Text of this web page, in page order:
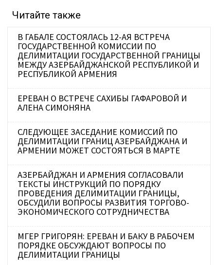
Читайте также
В ГАБАЛЕ СОСТОЯЛАСЬ 12-АЯ ВСТРЕЧА
ГОСУДАРСТВЕННОЙ КОМИССИИ ПО
ДЕЛИМИТАЦИИ ГОСУДАРСТВЕННОЙ ГРАНИЦЫ
МЕЖДУ АЗЕРБАЙДЖАНСКОЙ РЕСПУБЛИКОЙ И
РЕСПУБЛИКОЙ АРМЕНИЯ
ЕРЕВАН О ВСТРЕЧЕ САХИБЫ ГАФАРОВОЙ И
АЛЕНА СИМОНЯНА
СЛЕДУЮЩЕЕ ЗАСЕДАНИЕ КОМИССИЙ ПО
ДЕЛИМИТАЦИИ ГРАНИЦ АЗЕРБАЙДЖАНА И
АРМЕНИИ МОЖЕТ СОСТОЯТЬСЯ В МАРТЕ
АЗЕРБАЙДЖАН И АРМЕНИЯ СОГЛАСОВАЛИ
ТЕКСТЫ ИНСТРУКЦИЙ ПО ПОРЯДКУ
ПРОВЕДЕНИЯ ДЕЛИМИТАЦИИ ГРАНИЦЫ,
ОБСУДИЛИ ВОПРОСЫ РАЗВИТИЯ ТОРГОВО-
ЭКОНОМИЧЕСКОГО СОТРУДНИЧЕСТВА
МГЕР ГРИГОРЯН: ЕРЕВАН И БАКУ В РАБОЧЕМ
ПОРЯДКЕ ОБСУЖДАЮТ ВОПРОСЫ ПО
ДЕЛИМИТАЦИИ ГРАНИЦЫ